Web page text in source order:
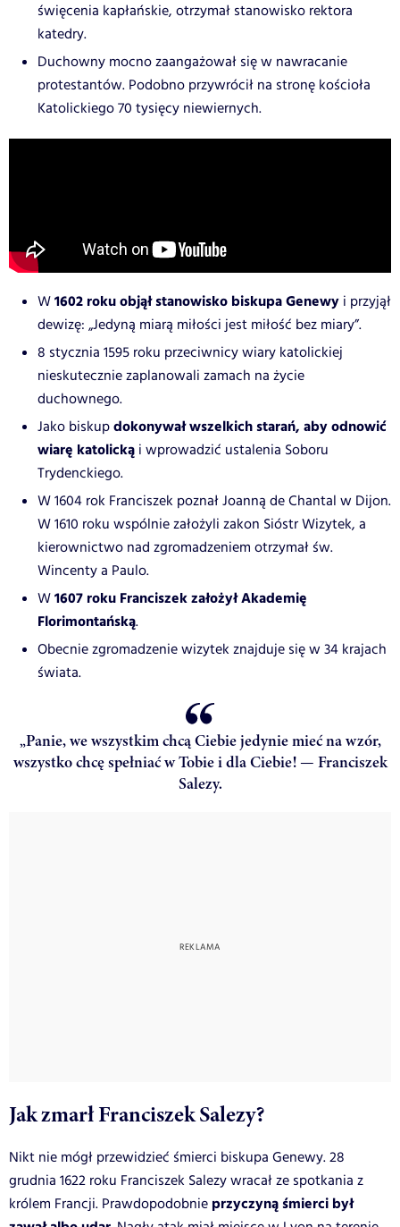
święcenia kapłańskie, otrzymał stanowisko rektora
katedry.
Duchowny mocno zaangażował się w nawracanie
protestantów. Podobno przywrócił na stronę kościoła
Katolickiego 70 tysięcy niewiernych.
W1602 roku objął stanowisko biskupa Genewy i przyjął
dewizę: „Jedyną miarą miłości jest miłość bez miary”.
8 stycznia 1595 roku przeciwnicy wiary katolickiej
nieskutecznie zaplanowali zamach na życie
duchownego.
Jako biskupdokonywał wszelkich starań, aby odnowić
wiarę katolicką i wprowadzić ustalenia Soboru
Trydenckiego.
W 1604 rok Franciszek poznał Joanną de Chantal w Dijon.
W 1610 roku wspólnie założyli zakon Sióstr Wizytek, a
kierownictwo nad zgromadzeniem otrzymał św.
Wincenty a Paulo.
W1607 roku Franciszek założył Akademię
Florimontańską.
Obecnie zgromadzenie wizytek znajduje się w 34 krajach
świata.
„Panie, we wszystkim chcą Ciebie jedynie mieć na wzór,
wszystko chcę spełniać w Tobie i dla Ciebie! — Franciszek
Salezy.
Jak zmarł Franciszek Salezy?
Nikt nie mógł przewidzieć śmierci biskupa Genewy. 28
grudnia 1622 roku Franciszek Salezy wracał ze spotkania z
królem Francji. Prawdopodobnie przyczyną śmierci był